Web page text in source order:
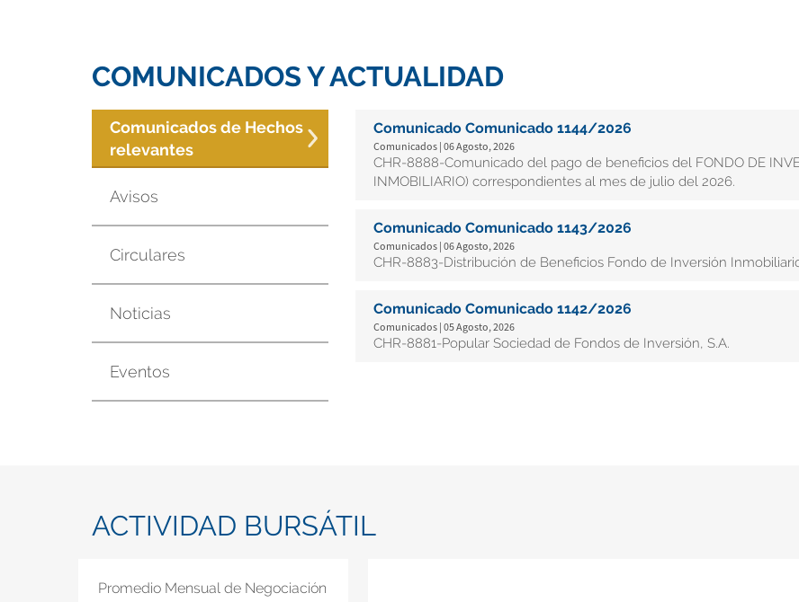
COMUNICADOS Y ACTUALIDAD
Comunicados de Hechos
relevantes
Avisos
Circulares
Noticias
Eventos
Comunicado Comunicado 1144/2026
Comunicados | 06 Agosto, 2026
CHR-8888-Comunicado del pago de beneficios del FONDO DE
INMOBILIARIO) correspondientes al mes de julio del 2026.
Comunicado Comunicado 1143/2026
Comunicados | 06 Agosto, 2026
CHR-8883-Distribución de Beneficios Fondo de Inversión
Comunicado Comunicado 1142/2026
Comunicados | 05 Agosto, 2026
CHR-8881-Popular Sociedad de Fondos de Inversión, S.A.
ACTIVIDAD BURSÁTIL
Promedio Mensual de Negociación